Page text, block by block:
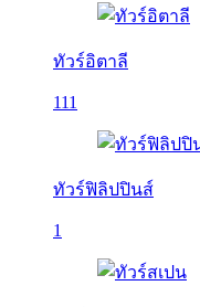
ทัวร์อิตาลี
111
ทัวร์ฟิลิปปินส์
1